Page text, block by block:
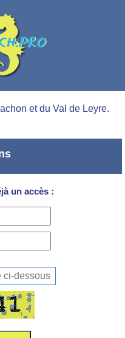
et du Val de Leyre.
un accès :